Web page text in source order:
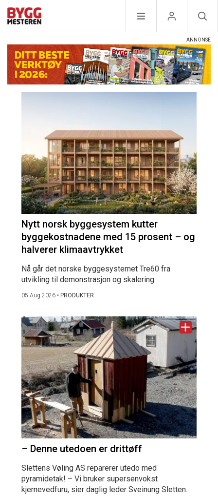
Nytt norsk byggesystem kutter
byggekostnadene med 15 prosent – og
halverer klimaavtrykket
Nå går det norske byggesystemet Tre60 fra
utvikling til demonstrasjon og skalering.
05 Aug 2026 • PRODUKTER
– Denne utedoen er drittøff
Slettens Vøling AS reparerer utedo med
pyramidetak! – Vi bruker supersenvokst
kjernevedfuru, sier daglig leder Sveinung Sletten.